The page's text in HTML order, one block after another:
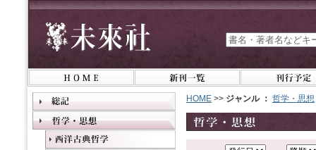
HOME >> ジャンル ： 哲学・思想